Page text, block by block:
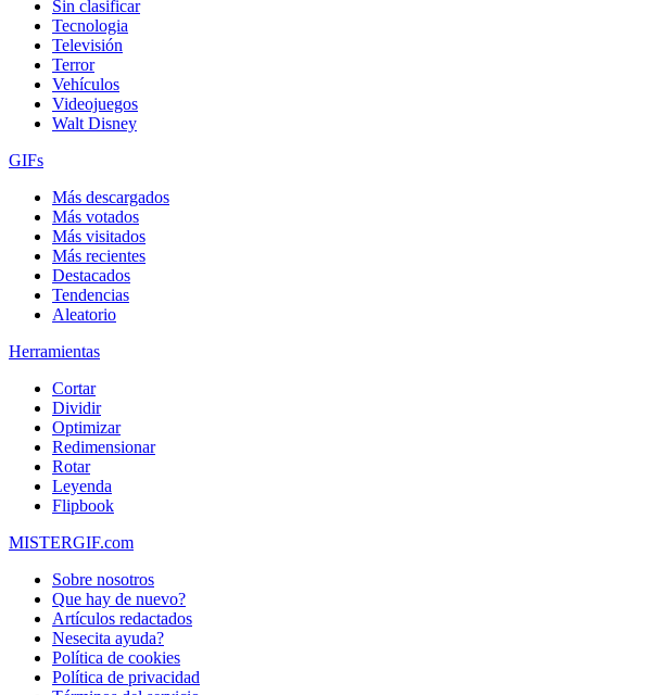
Sin clasificar
Tecnologia
Televisión
Terror
Vehículos
Videojuegos
Walt Disney
GIFs
Más descargados
Más votados
Más visitados
Más recientes
Destacados
Tendencias
Aleatorio
Herramientas
Cortar
Dividir
Optimizar
Redimensionar
Rotar
Leyenda
Flipbook
MISTERGIF.com
Sobre nosotros
Que hay de nuevo?
Artículos redactados
Nesecita ayuda?
Política de cookies
Política de privacidad